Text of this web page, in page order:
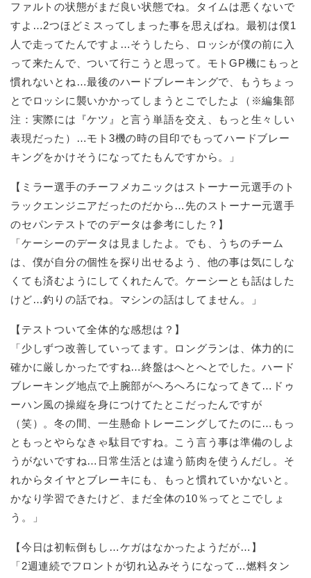
ファルトの状態がまだ良い状態でね。タイムは悪くないで
すよ…2つほどミスってしまった事を思えばね。最初は僕1
人で走ってたんですよ…そうしたら、ロッシが僕の前に入
って来たんで、ついて行こうと思って。モトGP機にもっと
慣れないとね…最後のハードブレーキングで、もうちょっ
とでロッシに襲いかかってしまうとこでしたよ（※編集部
注：実際には『ケツ』と言う単語を交え、もっと生々しい
表現だった）…モト3機の時の目印でもってハードブレー
キングをかけそうになってたもんですから。」
【ミラー選手のチーフメカニックはストーナー元選手のト
ラックエンジニアだったのだから…先のストーナー元選手
のセパンテストでのデータは参考にした？】
「ケーシーのデータは見ましたよ。でも、うちのチーム
は、僕が自分の個性を探り出せるよう、他の事は気にしな
くても済むようにしてくれたんで。ケーシーとも話はした
けど…釣りの話でね。マシンの話はしてません。」
【テストついて全体的な感想は？】
「少しずつ改善していってます。ロングランは、体力的に
確かに厳しかったですね…終盤はへとへとでした。ハード
ブレーキング地点で上腕部がへろへろになってきて…ドゥ
ーハン風の操縦を身につけてたとこだったんですが
（笑）。冬の間、一生懸命トレーニングしてたのに…もっ
ともっとやらなきゃ駄目ですね。こう言う事は準備のしよ
うがないですね…日常生活とは違う筋肉を使うんだし。そ
れからタイヤとブレーキにも、もっと慣れていかないと。
かなり学習できたけど、まだ全体の10％ってとこでしょ
う。」
【今日は初転倒もし…ケガはなかったようだが…】
「2週連続でフロントが切れ込みそうになって…燃料タン